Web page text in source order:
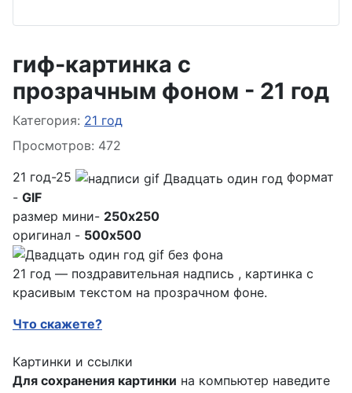
гиф-картинка с
прозрачным фоном - 21 год
Информация о материале
Категория: 21 год
Просмотров: 472
21 год-25
формат
- GIF
размер мини- 250x250
оригинал - 500x500
21 год — поздравительная надпись , картинка с
красивым текстом на прозрачном фоне.
Что скажете?
Картинки и ссылки
Для сохранения картинки на компьютер наведите